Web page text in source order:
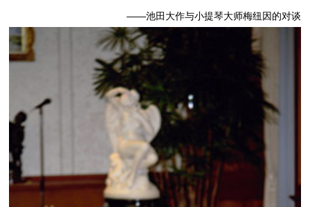
——池田大作与小提琴大师梅纽因的对谈